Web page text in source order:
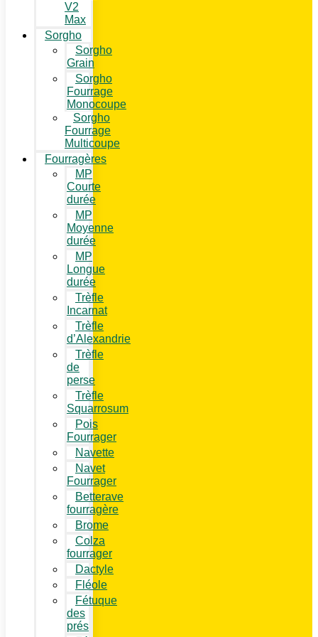
V2
Max
Sorgho
Sorgho
Grain
Sorgho
Fourrage
Monocoupe
Sorgho
Fourrage
Multicoupe
Fourragères
MP
Courte
durée
MP
Moyenne
durée
MP
Longue
durée
Trèfle
Incarnat
Trèfle
d’Alexandrie
Trèfle
de
perse
Trèfle
Squarrosum
Pois
Fourrager
Navette
Navet
Fourrager
Betterave
fourragère
Brome
Colza
fourrager
Dactyle
Fléole
Fétuque
des
prés